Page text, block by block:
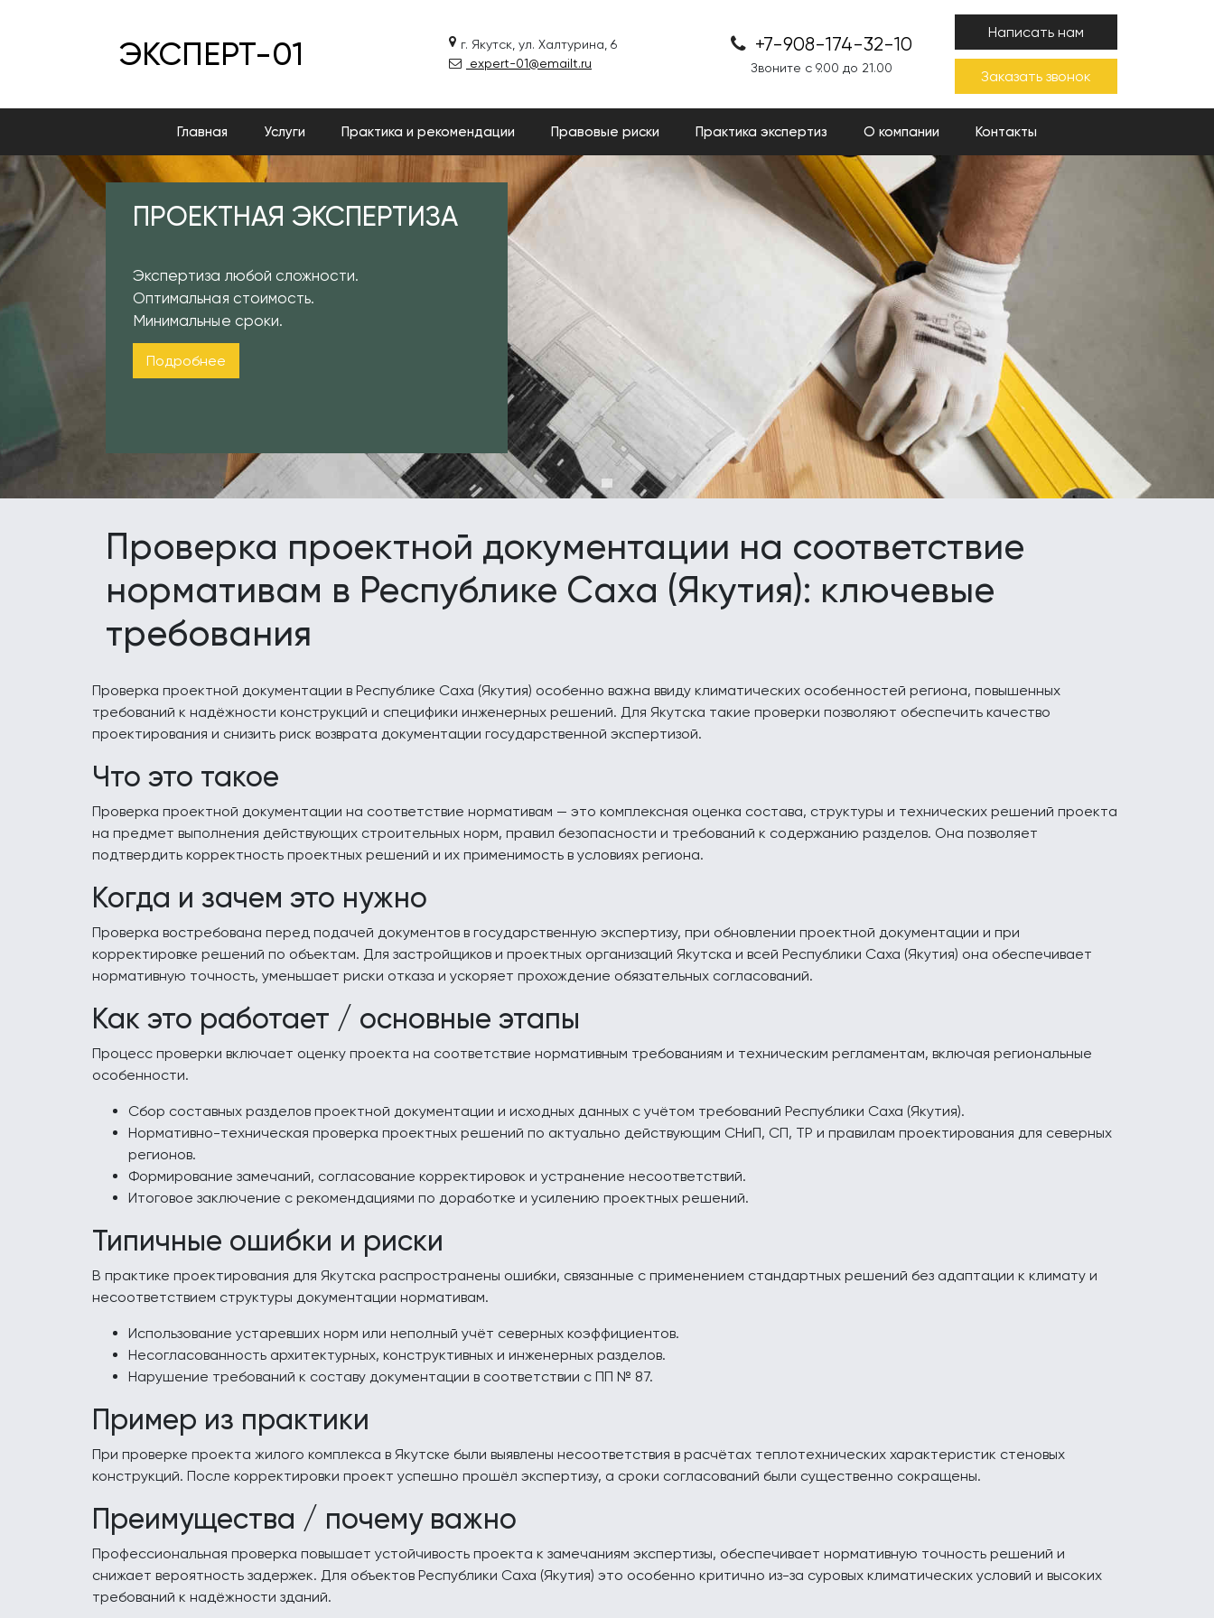
ЭКСПЕРТ-01
г. Якутск, ул. Халтурина, 6
expert-01@emailt.ru
+7-908-174-32-10
Звоните с 9.00 до 21.00
Написать нам
Заказать звонок
Главная Услуги Практика и рекомендации Правовые риски Практика экспертиз О компании Контакты
ПРОЕКТНАЯ ЭКСПЕРТИЗА
Экспертиза любой сложности.
Оптимальная стоимость.
Минимальные сроки.
Подробнее
Проверка проектной документации на соответствие
нормативам в Республике Саха (Якутия): ключевые
требования
Проверка проектной документации в Республике Саха (Якутия) особенно важна ввиду климатических особенностей региона, повышенных
требований к надёжности конструкций и специфики инженерных решений. Для Якутска такие проверки позволяют обеспечить качество
проектирования и снизить риск возврата документации государственной экспертизой.
Что это такое
Проверка проектной документации на соответствие нормативам — это комплексная оценка состава, структуры и технических решений проекта
на предмет выполнения действующих строительных норм, правил безопасности и требований к содержанию разделов. Она позволяет
подтвердить корректность проектных решений и их применимость в условиях региона.
Когда и зачем это нужно
Проверка востребована перед подачей документов в государственную экспертизу, при обновлении проектной документации и при
корректировке решений по объектам. Для застройщиков и проектных организаций Якутска и всей Республики Саха (Якутия) она обеспечивает
нормативную точность, уменьшает риски отказа и ускоряет прохождение обязательных согласований.
Как это работает / основные этапы
Процесс проверки включает оценку проекта на соответствие нормативным требованиям и техническим регламентам, включая региональные
особенности.
Сбор составных разделов проектной документации и исходных данных с учётом требований Республики Саха (Якутия).
Нормативно-техническая проверка проектных решений по актуально действующим СНиП, СП, ТР и правилам проектирования для северных
регионов.
Формирование замечаний, согласование корректировок и устранение несоответствий.
Итоговое заключение с рекомендациями по доработке и усилению проектных решений.
Типичные ошибки и риски
В практике проектирования для Якутска распространены ошибки, связанные с применением стандартных решений без адаптации к климату и
несоответствием структуры документации нормативам.
Использование устаревших норм или неполный учёт северных коэффициентов.
Несогласованность архитектурных, конструктивных и инженерных разделов.
Нарушение требований к составу документации в соответствии с ПП № 87.
Пример из практики
При проверке проекта жилого комплекса в Якутске были выявлены несоответствия в расчётах теплотехнических характеристик стеновых
конструкций. После корректировки проект успешно прошёл экспертизу, а сроки согласований были существенно сокращены.
Преимущества / почему важно
Профессиональная проверка повышает устойчивость проекта к замечаниям экспертизы, обеспечивает нормативную точность решений и
снижает вероятность задержек. Для объектов Республики Саха (Якутия) это особенно критично из-за суровых климатических условий и высоких
требований к надёжности зданий.